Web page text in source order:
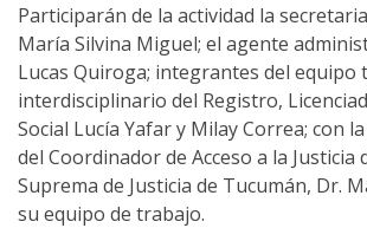
Participarán de la actividad la
María Silvina Miguel; el agente
Lucas Quiroga; integrantes del equipo
interdisciplinario del Registro,
Social Lucía Yafar y Milay Correa; con
del Coordinador de Acceso a la Justicia
Suprema de Justicia de Tucumán, Dr.
su equipo de trabajo.